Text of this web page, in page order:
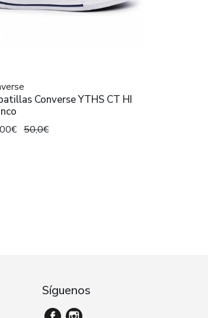
Converse YTHS CT HI
50,0€
Síguenos